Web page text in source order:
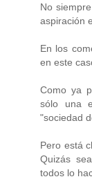
No
aspiración
En los
en este
Como ya
sólo una
"sociedad
Pero está
Quizás
todos lo